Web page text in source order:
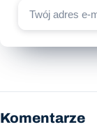
Komentarze